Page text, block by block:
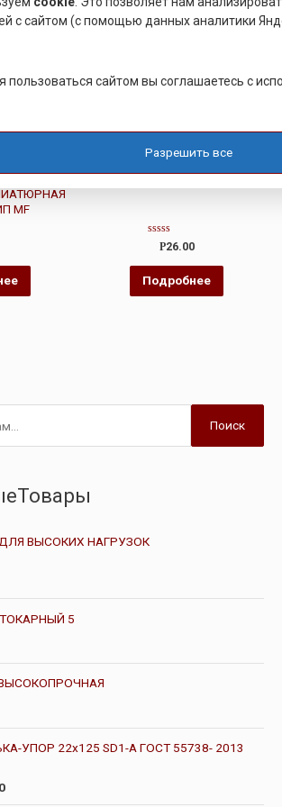
MF
ВТУЛКА РАЗВАЛЬЦОВОЧНАЯ
ЮПИЯ 713263.002 01
Оценка
из
5
Р26.00
Подробнее
Поиск
ВЫСОКИХ НАГРУЗОК
5
УПОР 22х125 SD1-А ГОСТ 55738- 2013
с сайтом (с помощью данных аналитики
пользоваться сайтом вы соглашаетесь с
Разрешить все